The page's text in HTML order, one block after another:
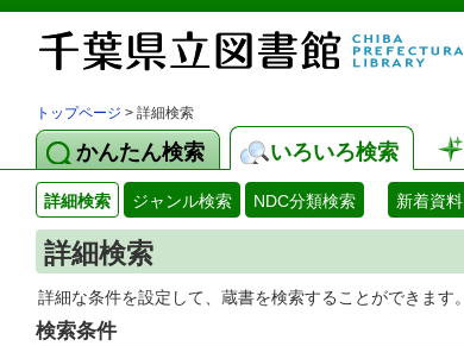
トップページ > 詳細検索
かんたん検索 いろいろ検索
詳細検索 ジャンル検索 NDC分類検索 新着資料
詳細検索
詳細な条件を設定して、蔵書を検索することができます。
検索条件